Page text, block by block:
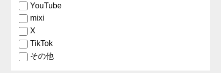
YouTube
mixi
X
TikTok
その他